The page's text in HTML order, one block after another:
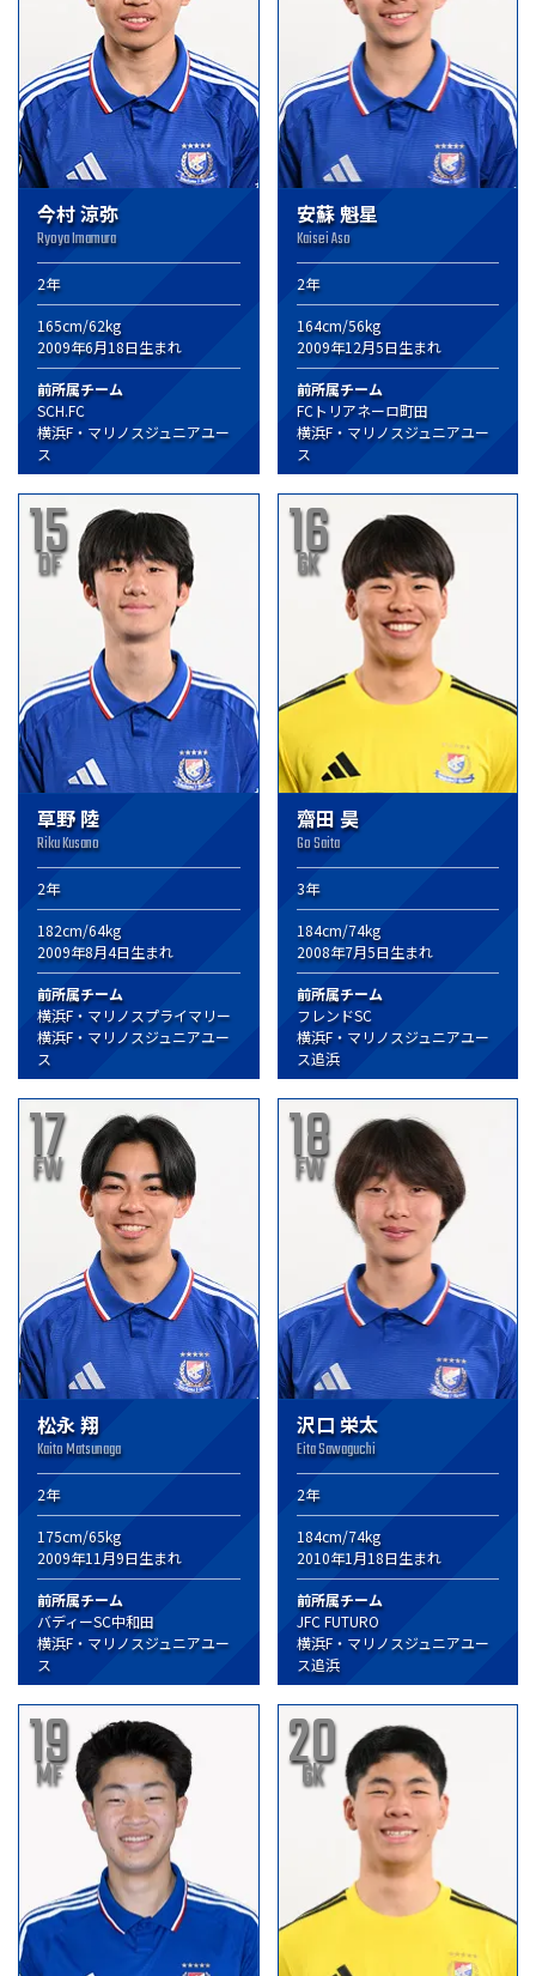
今村 涼弥
Ryoya Imamura
2年
165cm/62kg
2009年6月18日生まれ
前所属チーム
SCH.FC
横浜F・マリノスジュニアユー
ス
安蘇 魁星
Kaisei Aso
2年
164cm/56kg
2009年12月5日生まれ
前所属チーム
FCトリアネーロ町田
横浜F・マリノスジュニアユー
ス
15
DF
草野 陸
Riku Kusano
2年
182cm/64kg
2009年8月4日生まれ
前所属チーム
横浜F・マリノスプライマリー
横浜F・マリノスジュニアユー
ス
16
GK
齋田 昊
Go Saita
3年
184cm/74kg
2008年7月5日生まれ
前所属チーム
フレンドSC
横浜F・マリノスジュニアユー
ス追浜
17
FW
松永 翔
Kaito Matsunaga
2年
175cm/65kg
2009年11月9日生まれ
前所属チーム
バディーSC中和田
横浜F・マリノスジュニアユー
ス
18
FW
沢口 栄太
Eita Sawaguchi
2年
184cm/74kg
2010年1月18日生まれ
前所属チーム
JFC FUTURO
横浜F・マリノスジュニアユー
ス追浜
19
MF 20
GK